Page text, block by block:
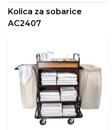
Kolica za sobarice
AC2407